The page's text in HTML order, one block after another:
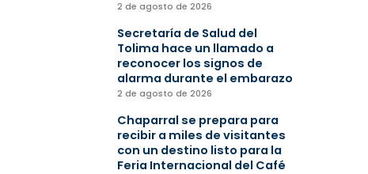
2 de agosto de 2026
Secretaría de Salud del
Tolima hace un llamado a
reconocer los signos de
alarma durante el embarazo
2 de agosto de 2026
Chaparral se prepara para
recibir a miles de visitantes
con un destino listo para la
Feria Internacional del Café